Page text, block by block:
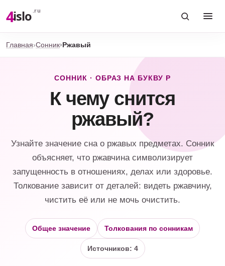
4islo .ru
Главная Сонник Ржавый
СОННИК · ОБРАЗ НА БУКВУ Р
К чему снится
ржавый?
Узнайте значение сна о ржавых предметах. Сонник
объясняет, что ржавчина символизирует
запущенность в отношениях, делах или здоровье.
Толкование зависит от деталей: видеть ржавчину,
чистить её или не мочь очистить.
Общее значение Толкования по сонникам
Источников: 4